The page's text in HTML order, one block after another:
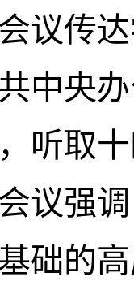
会议传
中央
听取
会议强
础的